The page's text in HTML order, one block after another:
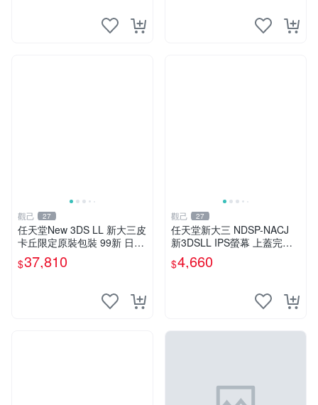
觀己 27
任天堂New 3DS LL 新大三皮
卡丘限定原裝包裝 99新 日版
未拆 屏幕完好帶膜 功能正常
轉軸無裂 按鍵搖桿測正常 附
$37,810
觀己 27
任天堂新大三 NDSP-NACJ
新3DSLL IPS螢幕 上蓋完美
未損傷 純正保護貼附 經典紅
配色 採購推薦 攝像收藏 3dsll
$4,660